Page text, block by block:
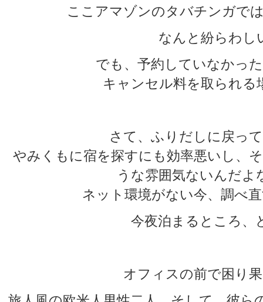
ここアマゾンのタバチンガで
なんと紛らわし
でも、予約していなかっ
キャンセル料を取られる
さて、ふりだしに戻っ
やみくもに宿を探すにも効率悪いし、
うな雰囲気ないんだよ
ネット環境がない今、調べ
今夜泊まるところ、
オフィスの前で困り